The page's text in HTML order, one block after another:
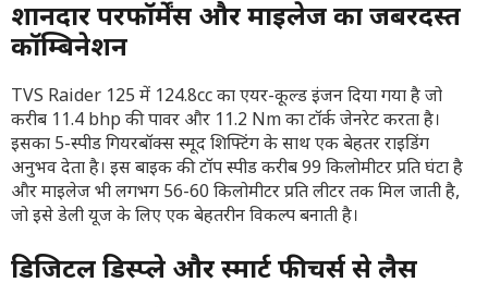
शानदार परफॉर्मेंस और माइलेज का जबरदस्त
कॉम्बिनेशन
TVS Raider 125 में 124.8cc का एयर-कूल्ड इंजन दिया गया है जो
करीब 11.4 bhp की पावर और 11.2 Nm का टॉर्क जेनरेट करता है।
इसका 5-स्पीड गियरबॉक्स स्मूद शिफ्टिंग के साथ एक बेहतर राइडिंग
अनुभव देता है। इस बाइक की टॉप स्पीड करीब 99 किलोमीटर प्रति घंटा है
और माइलेज भी लगभग 56-60 किलोमीटर प्रति लीटर तक मिल जाती है,
जो इसे डेली यूज के लिए एक बेहतरीन विकल्प बनाती है।
डिजिटल डिस्प्ले और स्मार्ट फीचर्स से लैस